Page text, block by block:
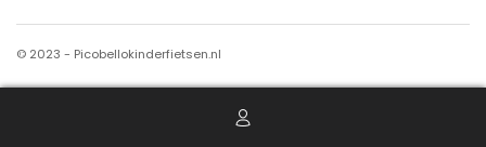
© 2023 - Picobellokinderfietsen.nl